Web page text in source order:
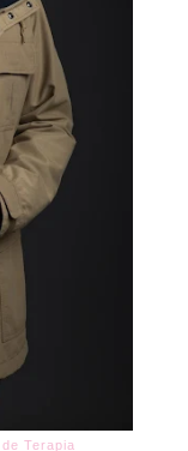
Terapia